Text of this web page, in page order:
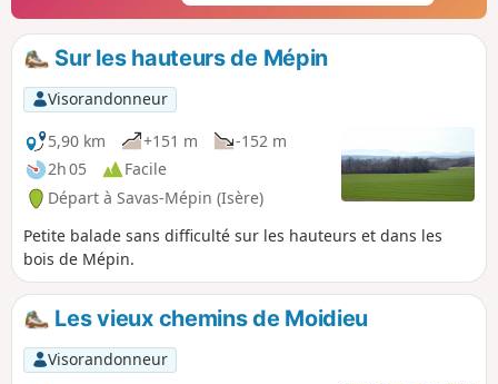
Sur les hauteurs de Mépin
Visorandonneur
5,90 km
+151 m
-152 m
2h 05
Facile
Départ à Savas-Mépin (Isère)
Petite balade sans difficulté sur les hauteurs et dans les
bois de Mépin.
Les vieux chemins de Moidieu
Visorandonneur